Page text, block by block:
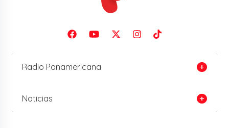
Radio Panamericana
Noticias